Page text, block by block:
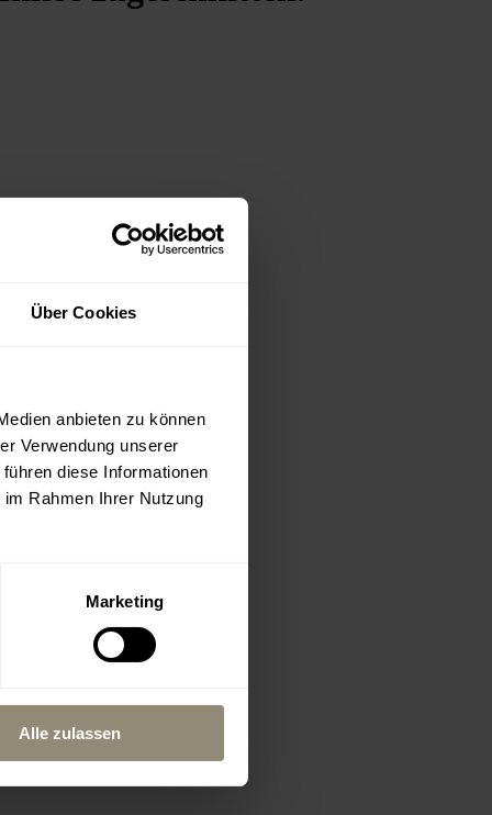
Über Cookies
anbieten zu können
Verwendung unserer
diese Informationen
Rahmen Ihrer Nutzung
Marketing
Alle zulassen